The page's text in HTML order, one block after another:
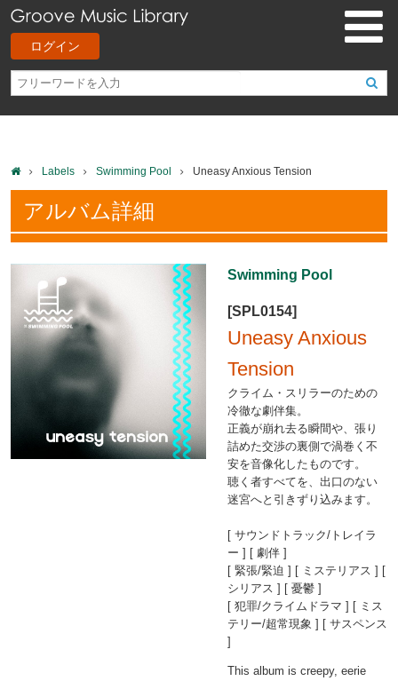
ログイン
Labels Swimming Pool Uneasy Anxious Tension
アルバム詳細
Swimming Pool
[SPL0154]
Uneasy Anxious
Tension
クライム・スリラーのための
冷徹な劇伴集。
正義が崩れ去る瞬間や、張り
詰めた交渉の裏側で渦巻く不
安を音像化したものです。
聴く者すべてを、出口のない
迷宮へと引きずり込みます。
[ サウンドトラック/トレイラ
ー ] [ 劇伴 ]
[ 緊張/緊迫 ] [ ミステリアス ] [
シリアス ] [ 憂鬱 ]
[ 犯罪/クライムドラマ ] [ ミス
テリー/超常現象 ] [ サスペンス
]
This album is creepy, eerie